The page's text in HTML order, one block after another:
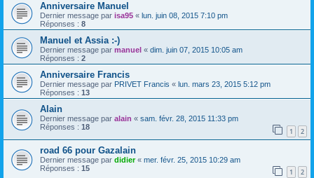
Anniversaire Manuel
Dernier message par isa95 « lun. juin 08, 2015 7:10 pm
Réponses : 8
Manuel et Assia :-)
Dernier message par manuel « dim. juin 07, 2015 10:05 am
Réponses : 2
Anniversaire Francis
Dernier message par PRIVET Francis « lun. mars 23, 2015 5:12 pm
Réponses : 13
Alain
Dernier message par alain « sam. févr. 28, 2015 11:33 pm
Réponses : 18 1 2
road 66 pour Gazalain
Dernier message par didier« mer. févr. 25, 2015 10:29 am
Réponses : 15 1 2